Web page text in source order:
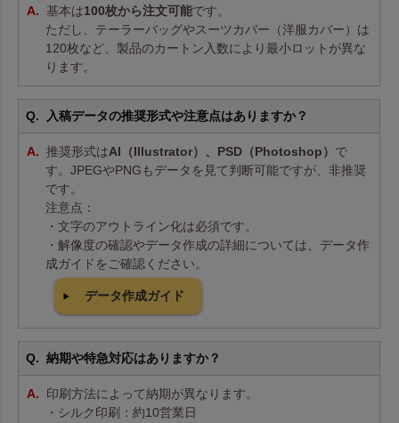
基本は100枚から注文可能です。
ただし、テーラーバッグやスーツカバー（洋服カバー）は
120枚など、製品のカートン入数により最小ロットが異な
ります。
入稿データの推奨形式や注意点はありますか？
推奨形式はAI（Illustrator）、PSD（Photoshop） で
す。JPEGやPNGもデータを見て判断可能ですが、非推奨
です。
注意点：
・文字のアウトライン化は必須です。
・解像度の確認やデータ作成の詳細については、データ作
成ガイドをご確認ください。
データ作成ガイド
納期や特急対応はありますか？
印刷方法によって納期が異なります。
・シルク印刷：約10営業日